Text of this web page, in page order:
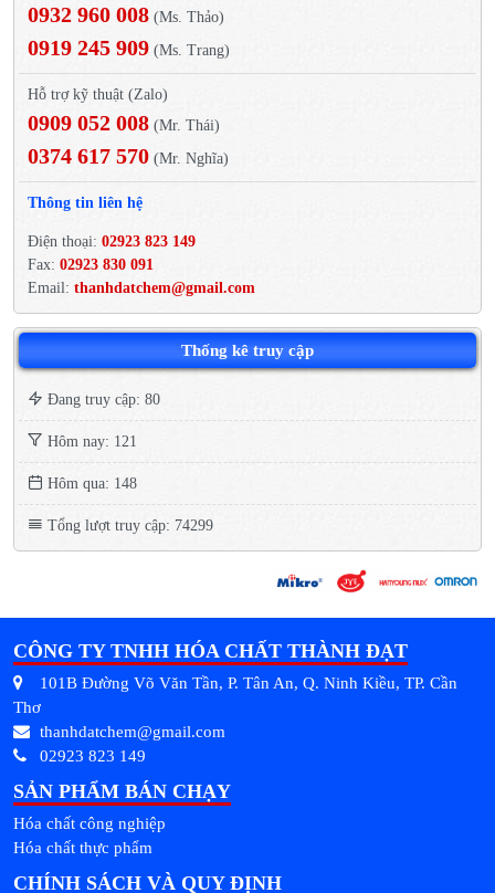
0932 960 008 (Ms. Thảo)
0919 245 909 (Ms. Trang)
Hỗ trợ kỹ thuật (Zalo)
0909 052 008 (Mr. Thái)
0374 617 570 (Mr. Nghĩa)
Thông tin liên hệ
Điện thoại: 02923 823 149
Fax: 02923 830 091
Email: thanhdatchem@gmail.com
Thống kê truy cập
Đang truy cập: 80
Hôm nay: 121
Hôm qua: 148
Tổng lượt truy cập: 74299
CÔNG TY TNHH HÓA CHẤT THÀNH ĐẠT
101B Đường Võ Văn Tần, P. Tân An, Q. Ninh Kiều, TP. Cần
Thơ
thanhdatchem@gmail.com
02923 823 149
SẢN PHẨM BÁN CHẠY
Hóa chất công nghiệp
Hóa chất thực phẩm
CHÍNH SÁCH VÀ QUY ĐỊNH